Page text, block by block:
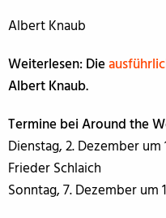
Albert Knaub
Weiterlesen: Die
Albert Knaub.
Termine bei Around the
Dienstag, 2. Dezember
Frieder Schlaich
Sonntag, 7. Dezember um